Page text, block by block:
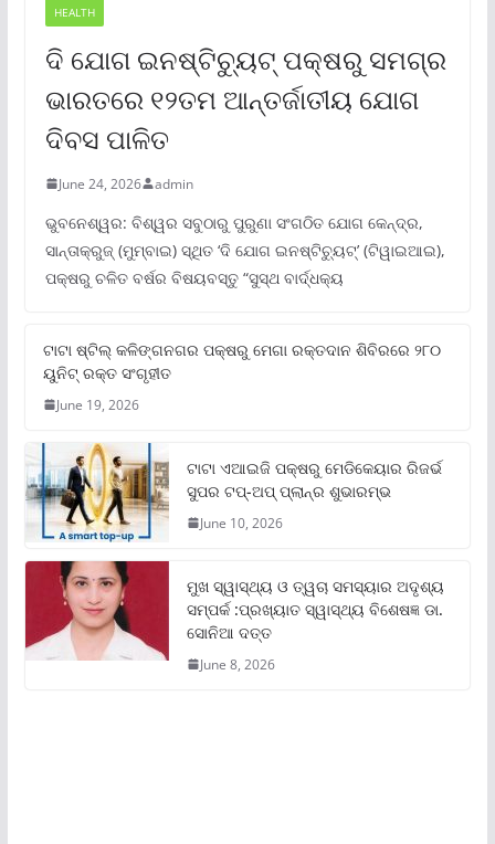
HEALTH
ଦି ଯୋଗ ଇନଷ୍ଟିଚ୍ୟୁଟ୍ ପକ୍ଷରୁ ସମଗ୍ର
ଭାରତରେ ୧୨ତମ ଆନ୍ତର୍ଜାତୀୟ ଯୋଗ
ଦିବସ ପାଳିତ
June 24, 2026 admin
ଭୁବନେଶ୍ୱର: ବିଶ୍ୱର ସବୁଠାରୁ ପୁରୁଣା ସଂଗଠିତ ଯୋଗ କେନ୍ଦ୍ର,
ସାନ୍ତାକ୍ରୁଜ୍ (ମୁମ୍ବାଇ) ସ୍ଥିତ ‘ଦି ଯୋଗ ଇନଷ୍ଟିଚ୍ୟୁଟ୍‌’ (ଟିୱାଇଆଇ),
ପକ୍ଷରୁ ଚଳିତ ବର୍ଷର ବିଷୟବସ୍ତୁ “ସୁସ୍ଥ ବାର୍ଦ୍ଧକ୍ୟ
ଟାଟା ଷ୍ଟିଲ୍‌ କଳିଙ୍ଗନଗର ପକ୍ଷରୁ ମେଗା ରକ୍ତଦାନ ଶିବିରରେ ୨୮୦
ୟୁନିଟ୍‌ ରକ୍ତ ସଂଗୃହୀତ
June 19, 2026
ଟାଟା ଏଆଇଜି ପକ୍ଷରୁ ମେଡିକେୟାର ରିଜର୍ଭ
ସୁପର ଟପ୍‌-ଅପ୍ ପ୍ଲାନ୍‌ର ଶୁଭାରମ୍ଭ
June 10, 2026
ମୁଖ ସ୍ୱାସ୍ଥ୍ୟ ଓ ତ୍ୱଚା ସମସ୍ୟାର ଅଦୃଶ୍ୟ
ସମ୍ପର୍କ :ପ୍ରଖ୍ୟାତ ସ୍ୱାସ୍ଥ୍ୟ ବିଶେଷଜ୍ଞ ଡା.
ସୋନିଆ ଦତ୍ତ
June 8, 2026